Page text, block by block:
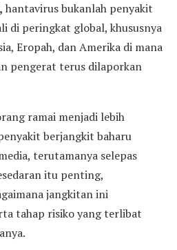
hantavirus bukanlah penyakit
di peringkat global, khususnya
Eropah, dan Amerika di mana
pengerat terus dilaporkan
ramai menjadi lebih
berjangkit baharu
terutamanya selepas
itu penting,
jangkitan ini
tahap risiko yang terlibat